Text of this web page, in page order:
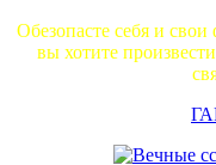
Обезопасте себя и
вы хотите